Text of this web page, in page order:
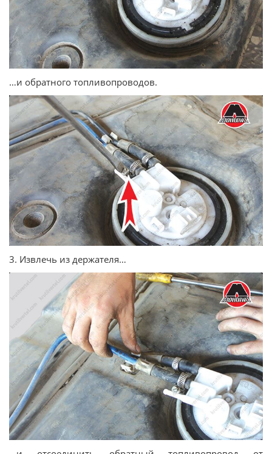
…и обратного топливопроводов.
3. Извлечь из держателя…